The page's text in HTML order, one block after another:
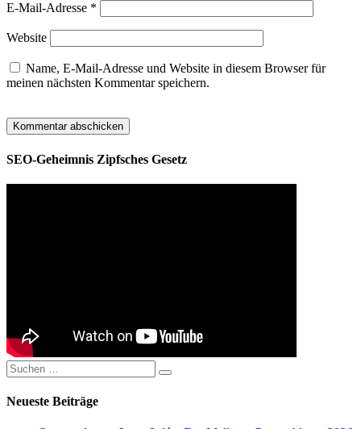
E-Mail-Adresse *
Website
Name, E-Mail-Adresse und Website in diesem Browser für
meinen nächsten Kommentar speichern.
SEO-Geheimnis Zipfsches Gesetz
Suchen
nach:
Suchen
Neueste Beiträge